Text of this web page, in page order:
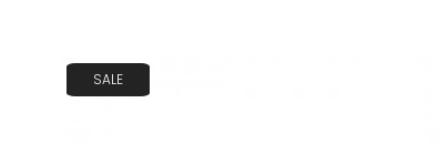
SALE